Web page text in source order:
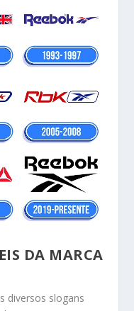
DA MARCA
diversos slogans